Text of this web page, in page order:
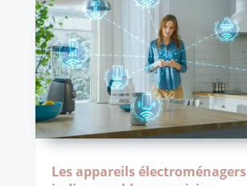
Les appareils électroménagers